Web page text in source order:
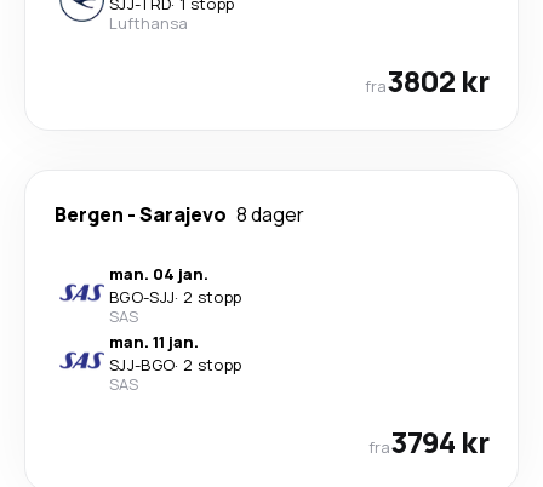
Lufthansa
fra3802 kr
Bergen -Sarajevo 8 dager
man. 04 jan.
BGO-SJJ· 2 stopp
SAS
man. 11 jan.
SJJ-BGO· 2 stopp
SAS
fra3794 kr